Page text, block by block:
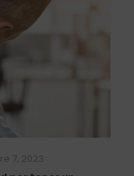
7, 2023